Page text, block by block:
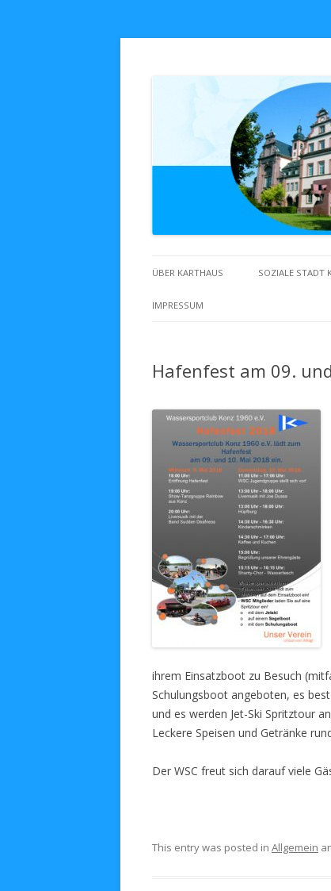
Zuhaus in
ÜBER KARTHAUS SOZIALE STADT
IMPRESSUM
Hafenfest am 09.
ihrem Einsatzboot zu Besuch
Schulungsboot angeboten, es
und es werden Jet-Ski Spritztour
Leckere Speisen und Getränke
Der WSC freut sich darauf viele
This entry was posted in Allgemein